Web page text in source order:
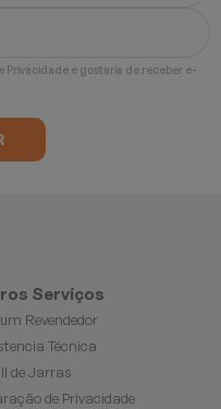
Declaração de Privacidade e gostaria de receber e-
Serviços
Revendedor
Técnica
de Jarras
de Privacidade